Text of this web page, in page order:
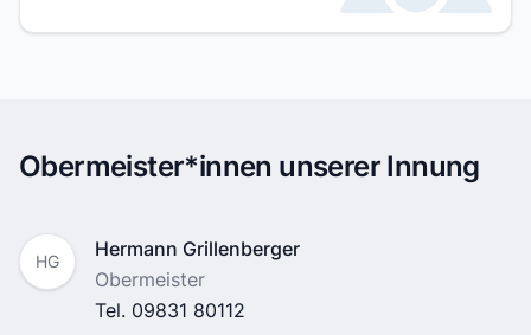
Obermeister*innen unserer Innung
HG
Name
Hermann Grillenberger
Position
Obermeister
Tel. 09831 80112